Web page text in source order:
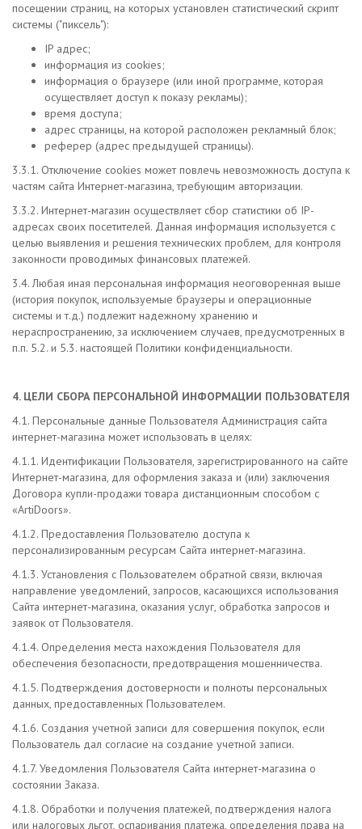
посещении страниц, на которых установлен статистический скрипт
системы ("пиксель"):
IP адрес;
информация из cookies;
информация о браузере (или иной программе, которая
осуществляет доступ к показу рекламы);
время доступа;
адрес страницы, на которой расположен рекламный блок;
реферер (адрес предыдущей страницы).
3.3.1. Отключение cookies может повлечь невозможность доступа к
частям сайта Интернет-магазина, требующим авторизации.
3.3.2. Интернет-магазин осуществляет сбор статистики об IP-
адресах своих посетителей. Данная информация используется с
целью выявления и решения технических проблем, для контроля
законности проводимых финансовых платежей.
3.4. Любая иная персональная информация неоговоренная выше
(история покупок, используемые браузеры и операционные
системы и т.д.) подлежит надежному хранению и
нераспространению, за исключением случаев, предусмотренных в
п.п. 5.2. и 5.3. настоящей Политики конфиденциальности.
4. ЦЕЛИ СБОРА ПЕРСОНАЛЬНОЙ ИНФОРМАЦИИ ПОЛЬЗОВАТЕЛЯ
4.1. Персональные данные Пользователя Администрация сайта
интернет-магазина может использовать в целях:
4.1.1. Идентификации Пользователя, зарегистрированного на сайте
Интернет-магазина, для оформления заказа и (или) заключения
Договора купли-продажи товара дистанционным способом с
«ArtiDoors».
4.1.2. Предоставления Пользователю доступа к
персонализированным ресурсам Сайта интернет-магазина.
4.1.3. Установления с Пользователем обратной связи, включая
направление уведомлений, запросов, касающихся использования
Сайта интернет-магазина, оказания услуг, обработка запросов и
заявок от Пользователя.
4.1.4. Определения места нахождения Пользователя для
обеспечения безопасности, предотвращения мошенничества.
4.1.5. Подтверждения достоверности и полноты персональных
данных, предоставленных Пользователем.
4.1.6. Создания учетной записи для совершения покупок, если
Пользователь дал согласие на создание учетной записи.
4.1.7. Уведомления Пользователя Сайта интернет-магазина о
состоянии Заказа.
4.1.8. Обработки и получения платежей, подтверждения налога
или налоговых льгот, оспаривания платежа, определения права на